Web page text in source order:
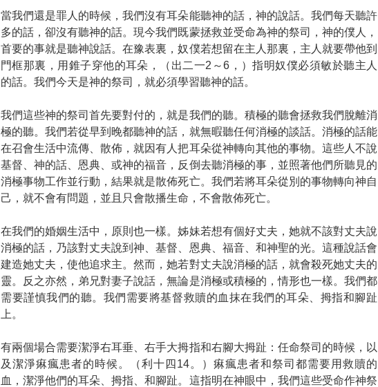
當我們還是罪人的時候，我們沒有耳朵能聽神的話，神的說話。我們每天聽許
多的話，卻沒有聽神的話。現今我們既蒙拯救並受命為神的祭司，神的僕人，
首要的事就是聽神說話。在豫表裏，奴僕若想留在主人那裏，主人就要帶他到
門框那裏，用錐子穿他的耳朵，（出二一2～6，）指明奴僕必須敏於聽主人
的話。我們今天是神的祭司，就必須學習聽神的話。
我們這些神的祭司首先要對付的，就是我們的聽。積極的聽會拯救我們脫離消
極的聽。我們若從早到晚都聽神的話，就無暇聽任何消極的談話。消極的話能
在召會生活中流傳、散佈，就因有人把耳朵從神轉向其他的事物。這些人不說
基督、神的話、恩典、或神的福音，反倒去聽消極的事，並照著他們所聽見的
消極事物工作並行動，結果就是散佈死亡。我們若將耳朵從別的事物轉向神自
己，就不會有問題，並且只會散播生命，不會散佈死亡。
在我們的婚姻生活中，原則也一樣。姊妹若想有個好丈夫，她就不該對丈夫說
消極的話，乃該對丈夫說到神、基督、恩典、福音、和神聖的光。這種說話會
建造她丈夫，使他追求主。然而，她若對丈夫說消極的話，就會殺死她丈夫的
靈。反之亦然，弟兄對妻子說話，無論是消極或積極的，情形也一樣。我們都
需要謹慎我們的聽。我們需要將基督救贖的血抹在我們的耳朵、拇指和腳趾
上。
有兩個場合需要潔淨右耳垂、右手大拇指和右腳大拇趾：任命祭司的時候，以
及潔淨痳瘋患者的時候。（利十四14。）痳瘋患者和祭司都需要用救贖的
血，潔淨他們的耳朵、拇指、和腳趾。這指明在神眼中，我們這些受命作神祭